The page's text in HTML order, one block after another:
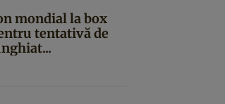
mondial la box
tentativă de